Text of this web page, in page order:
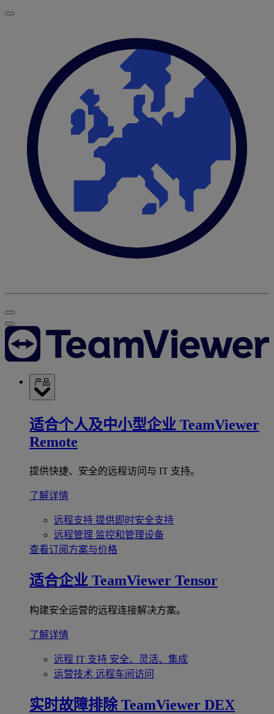
产品
适合个人及中小型企业 TeamViewer
Remote
提供快捷、安全的远程访问与 IT 支持。
了解详情
远程支持 提供即时安全支持
远程管理 监控和管理设备
查看订阅方案与价格
适合企业 TeamViewer Tensor
构建安全运营的远程连接解决方案。
了解详情
远程 IT 支持 安全、灵活、集成
运营技术 远程车间访问
实时故障排除 TeamViewer DEX